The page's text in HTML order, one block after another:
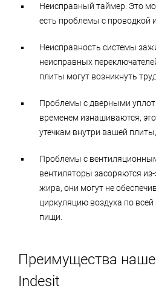
Неисправный таймер. Это
есть проблемы с проводкой
Неисправность системы
неисправных
плиты могут возникнуть
Проблемы с дверными
временем изнашиваются,
утечкам внутри вашей
Проблемы с
вентиляторы засоряются
жира, они могут не
циркуляцию воздуха по всей
пищи.
Преимущества
Indesit